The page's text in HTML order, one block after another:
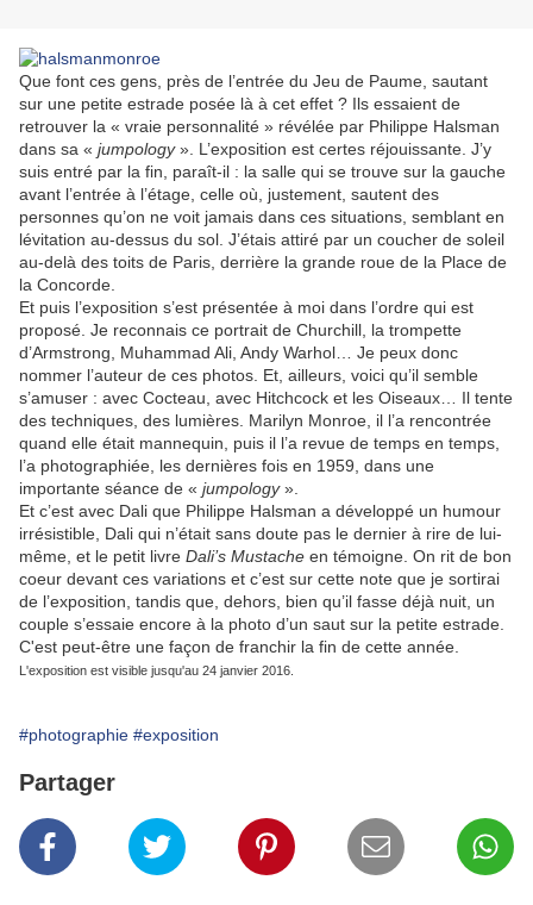
Que font ces gens, près de l’entrée du Jeu de Paume, sautant
sur une petite estrade posée là à cet effet ? Ils essaient de
retrouver la « vraie personnalité » révélée par Philippe Halsman
dans sa « jumpology». L’exposition est certes réjouissante. J’y
suis entré par la fin, paraît-il : la salle qui se trouve sur la gauche
avant l’entrée à l’étage, celle où, justement, sautent des
personnes qu’on ne voit jamais dans ces situations, semblant en
lévitation au-dessus du sol. J’étais attiré par un coucher de soleil
au-delà des toits de Paris, derrière la grande roue de la Place de
la Concorde.
Et puis l’exposition s’est présentée à moi dans l’ordre qui est
proposé. Je reconnais ce portrait de Churchill, la trompette
d’Armstrong, Muhammad Ali, Andy Warhol… Je peux donc
nommer l’auteur de ces photos. Et, ailleurs, voici qu’il semble
s’amuser : avec Cocteau, avec Hitchcock et les Oiseaux… Il tente
des techniques, des lumières. Marilyn Monroe, il l’a rencontrée
quand elle était mannequin, puis il l’a revue de temps en temps,
l’a photographiée, les dernières fois en 1959, dans une
importante séance de « jumpology».
Et c’est avec Dali que Philippe Halsman a développé un humour
irrésistible, Dali qui n’était sans doute pas le dernier à rire de lui-
même, et le petit livre Dali’s Mustache en témoigne. On rit de bon
coeur devant ces variations et c’est sur cette note que je sortirai
de l’exposition, tandis que, dehors, bien qu’il fasse déjà nuit, un
couple s’essaie encore à la photo d’un saut sur la petite estrade.
C'est peut-être une façon de franchir la fin de cette année.
L'exposition est visible jusqu'au 24 janvier 2016.
#photographie #exposition
Partager